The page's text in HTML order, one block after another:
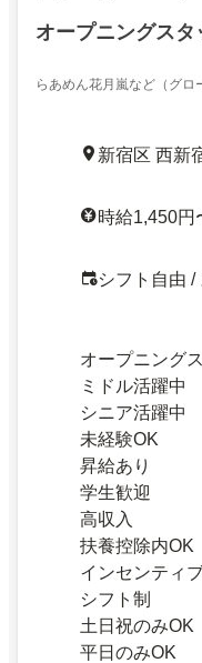
オープニングス
らあめん花月嵐など（グロ
新宿区 西新
時給1,450円
シフト自由 /
オープニング
ミドル活躍中
シニア活躍中
未経験OK
昇給あり
学生歓迎
高収入
扶養控除内OK
インセンティ
シフト制
土日祝のみOK
平日のみOK